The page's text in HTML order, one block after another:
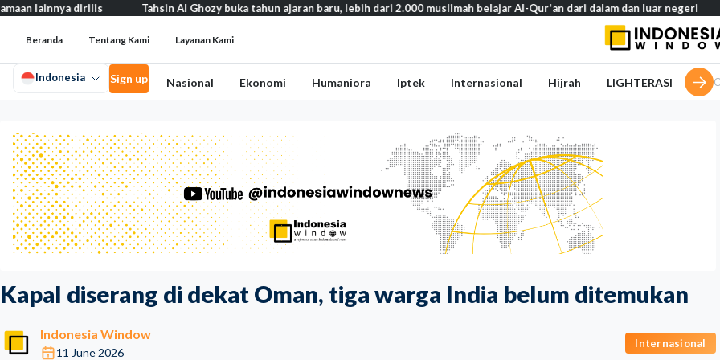
Kapal diserang di dekat Oman, tiga warga India belum ditemukan
Indonesia Window
11 June 2026
Internasional
dirilis Tahsin Al Ghozy buka tahun ajaran baru, lebih dari 2.000 muslimah belajar Al-Qur'an dari dalam dan luar negeri
Beranda Tentang Kami Layanan Kami
Indonesia Sign up Nasional Ekonomi Humaniora Iptek Internasional Hijrah LIGHTERASI